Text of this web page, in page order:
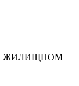
В ЖИЛИЩНОМ